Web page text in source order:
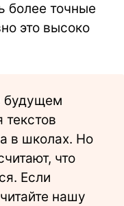
более точные
это высоко
будущем
текстов
в школах. Но
что
Если
нашу